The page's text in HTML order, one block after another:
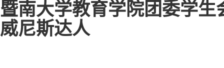
暨南大学教育学院团委学生
威尼斯达人